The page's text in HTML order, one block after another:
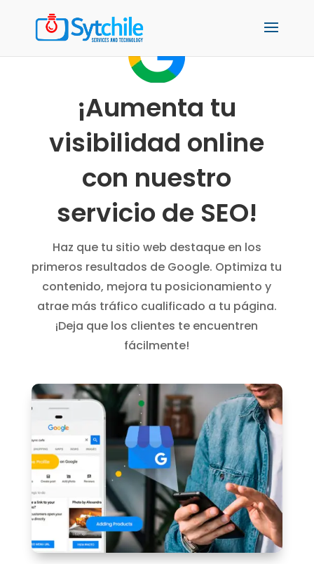
¡Aumenta tu
visibilidad online
con nuestro
servicio de SEO!
Haz que tu sitio web destaque en los
primeros resultados de Google. Optimiza tu
contenido, mejora tu posicionamiento y
atrae más tráfico cualificado a tu página.
¡Deja que los clientes te encuentren
fácilmente!